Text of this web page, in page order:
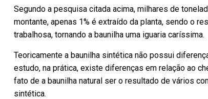
Segundo a pesquisa citada acima, milhares de
montante, apenas 1% é extraído da planta, sendo o
trabalhosa, tornando a baunilha uma iguaria caríssima.
Teoricamente a baunilha sintética não possui
estudo, na prática, existe diferenças em relação ao
fato de a baunilha natural ser o resultado de vários
sintética.